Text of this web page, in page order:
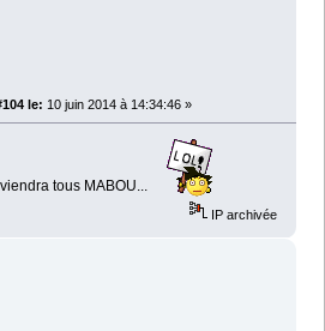
le: 10 juin 2014 à 14:34:46 »
tous MABOU...
IP archivée